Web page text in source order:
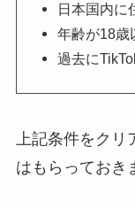
日本国内に
年齢が18歳
過去に
上記条件をクリ
はもらっておき